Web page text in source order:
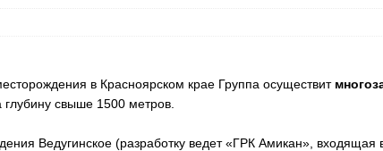
в Красноярском крае Группа осуществит
свыше 1500 метров.
Ведугинское (разработку ведет «ГРК Амикан», входящая